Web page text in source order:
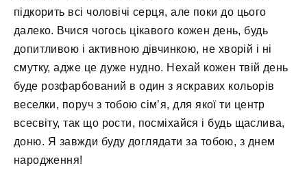
підкорить всі чоловічі серця, але поки до цього
далеко. Вчися чогось цікавого кожен день, будь
допитливою і активною дівчинкою, не хворій і ні
смутку, адже це дуже нудно. Нехай кожен твій день
буде розфарбований в один з яскравих кольорів
веселки, поруч з тобою сім’я, для якої ти центр
всесвіту, так що рости, посміхайся і будь щаслива,
доню. Я завжди буду доглядати за тобою, з днем ​​
народження!